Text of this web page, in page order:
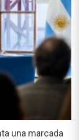
una marcada